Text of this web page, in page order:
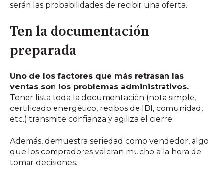
serán las probabilidades de recibir una oferta.
Ten la documentación
preparada
Uno de los factores que más retrasan las
ventas son los problemas administrativos.
Tener lista toda la documentación (nota simple,
certificado energético, recibos de IBI, comunidad,
etc.) transmite confianza y agiliza el cierre.
Además, demuestra seriedad como vendedor, algo
que los compradores valoran mucho a la hora de
tomar decisiones.